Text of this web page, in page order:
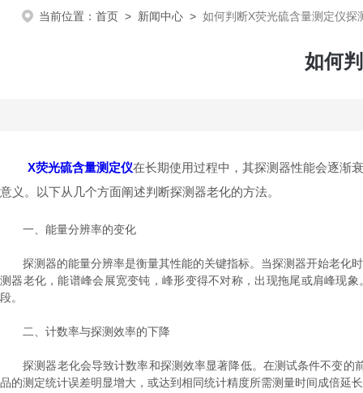
当前位置： 首页 > 新闻中心 > 如何判断X荧光硫含量测定仪探
如何
X荧光硫含量测定仪在长期使用过程中，其探测器性能会逐渐
意义。以下从几个方面阐述判断探测器老化的方法。
一、能量分辨率的变化
探测器的能量分辨率是衡量其性能的关键指标。当探测器开始老化
测器老化，能谱峰会展宽变钝，峰形变得不对称，出现拖尾或肩峰现
段。
二、计数率与探测效率的下降
探测器老化会导致计数率和探测效率显著降低。在测试条件不变的
品的测定统计误差明显增大，或达到相同统计精度所需测量时间成倍延